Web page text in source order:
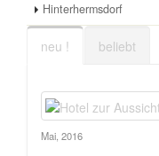
Hinterhermsdorf
neu ! beliebt
Mai, 2016